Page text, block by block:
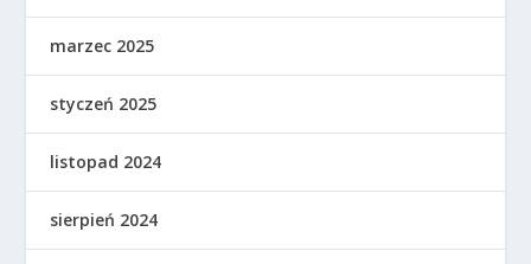
marzec 2025
styczeń 2025
listopad 2024
sierpień 2024